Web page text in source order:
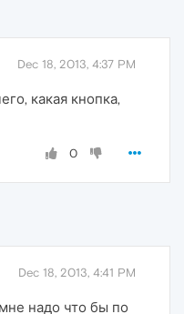
Dec 18, 2013, 4:37 PM
какая кнопка,
0
Dec 18, 2013, 4:41 PM
надо что бы по